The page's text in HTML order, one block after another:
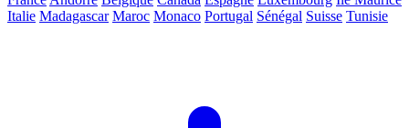
Italie Madagascar Maroc Monaco Portugal Sénégal Suisse Tunisie